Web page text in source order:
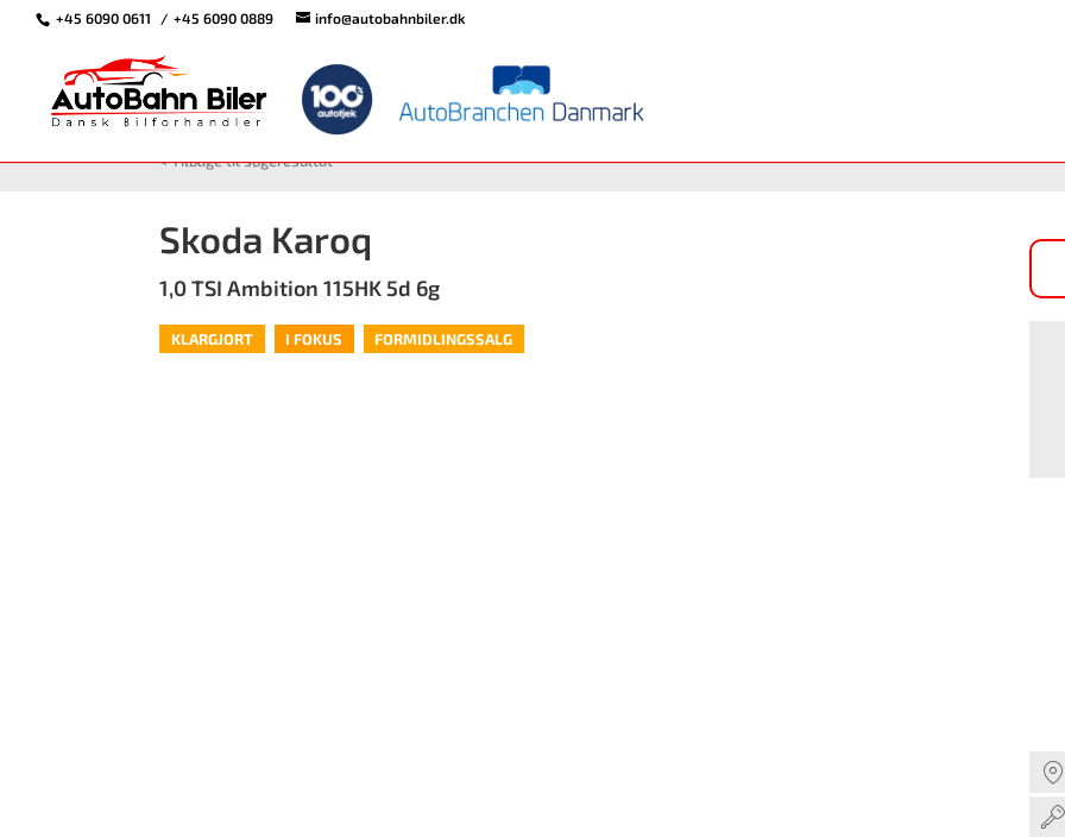
+45 6090 0611 +45 6090 0889 info@autobahnbiler.dk
<Tilbage til søgeresultat
Skoda Karoq
1,0 TSI Ambition 115HK 5d 6g
KLARGJORT I FOKUS FORMIDLINGSSALG